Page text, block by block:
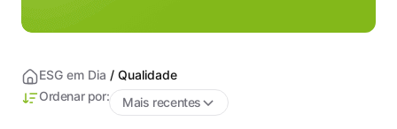
ESG em Dia / Qualidade
Ordenar por:
Mais recentes